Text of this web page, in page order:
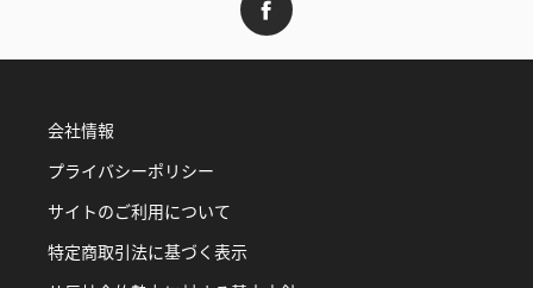
会社情報
プライバシーポリシー
サイトのご利用について
特定商取引法に基づく表示